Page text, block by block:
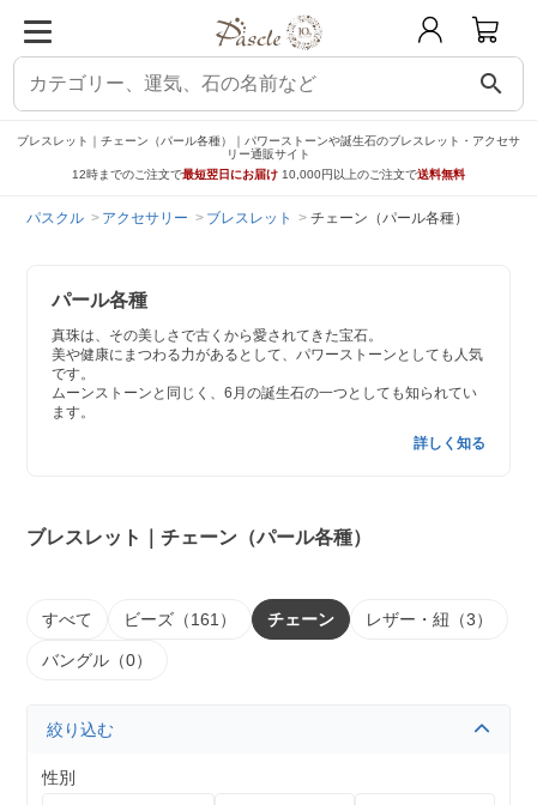
search
ブレスレット｜チェーン（パール各種）｜パワーストーンや誕生石のブレスレット・アクセサ
リー通販サイト
12時までのご注文で最短翌日にお届け 10,000円以上のご注文で送料無料
パスクル アクセサリー ブレスレット チェーン（パール各種）
パール各種
真珠は、その美しさで古くから愛されてきた宝石。
美や健康にまつわる力があるとして、パワーストーンとしても人気
です。
ムーンストーンと同じく、6月の誕生石の一つとしても知られてい
ます。
詳しく知る
ブレスレット｜チェーン（パール各種）
すべて ビーズ（161） チェーン レザー・紐（3）
バングル（0）
絞り込む
性別